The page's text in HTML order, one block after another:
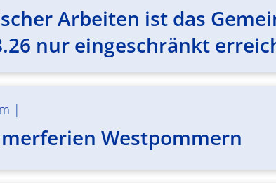
Arbeiten ist das
nur eingeschränkt
|
Westpommern